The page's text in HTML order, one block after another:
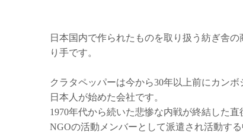
日本国内で作られたものを取り扱う紡ぎ舎
り手です。
クラタペッパーは今から30年以上前にカン
日本人が始めた会社です。
1970年代から続いた悲惨な内戦が終結した
NGOの活動メンバーとして派遣され活動す